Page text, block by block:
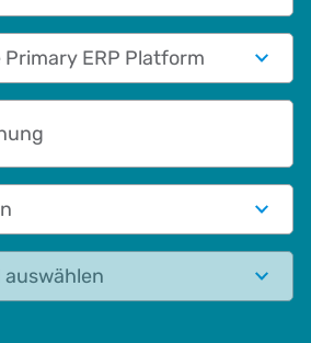
Provider